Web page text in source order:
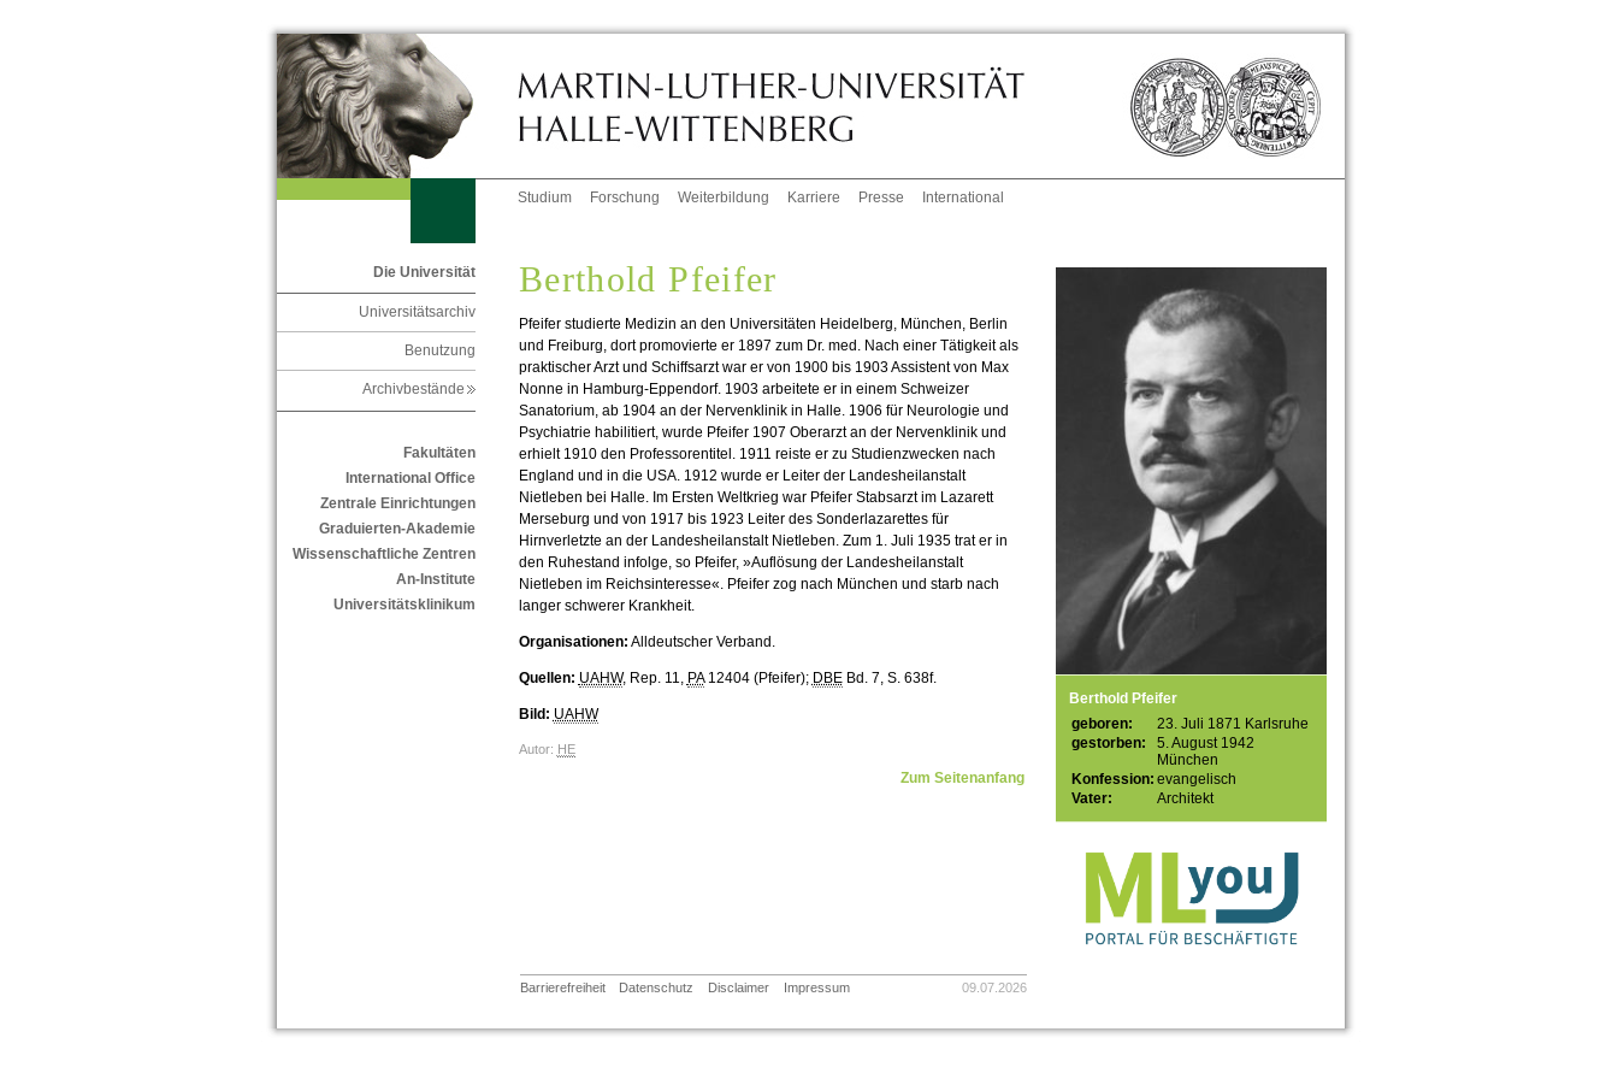
Studium Forschung Weiterbildung Karriere Presse International
Die Universität
Universitätsarchiv
Benutzung
Archivbestände
Fakultäten
International Office
Zentrale Einrichtungen
Graduierten-Akademie
Wissenschaftliche Zentren
An-Institute
Universitätsklinikum
Berthold Pfeifer
geboren:
23. Juli 1871 Karlsruhe
gestorben:
5. August 1942
München
Konfession: evangelisch
Vater:
Architekt
Berthold Pfeifer
Pfeifer studierte Medizin an den Universitäten Heidelberg, München, Berlin
und Freiburg, dort promovierte er 1897 zum Dr. med. Nach einer Tätigkeit als
praktischer Arzt und Schiffsarzt war er von 1900 bis 1903 Assistent von Max
Nonne in Hamburg-Eppendorf. 1903 arbeitete er in einem Schweizer
Sanatorium, ab 1904 an der Nervenklinik in Halle. 1906 für Neurologie und
Psychiatrie habilitiert, wurde Pfeifer 1907 Oberarzt an der Nervenklinik und
erhielt 1910 den Professorentitel. 1911 reiste er zu Studienzwecken nach
England und in die USA. 1912 wurde er Leiter der Landesheilanstalt
Nietleben bei Halle. Im Ersten Weltkrieg war Pfeifer Stabsarzt im Lazarett
Merseburg und von 1917 bis 1923 Leiter des Sonderlazarettes für
Hirnverletzte an der Landesheilanstalt Nietleben. Zum 1. Juli 1935 trat er in
den Ruhestand infolge, so Pfeifer, »Auflösung der Landesheilanstalt
Nietleben im Reichsinteresse«. Pfeifer zog nach München und starb nach
langer schwerer Krankheit.
Organisationen: Alldeutscher Verband.
Quellen: UAHW, Rep. 11, PA12404 (Pfeifer); DBEBd. 7, S. 638f.
Bild: UAHW
Autor: HE
Zum Seitenanfang
Barrierefreiheit Datenschutz Disclaimer Impressum 09.07.2026